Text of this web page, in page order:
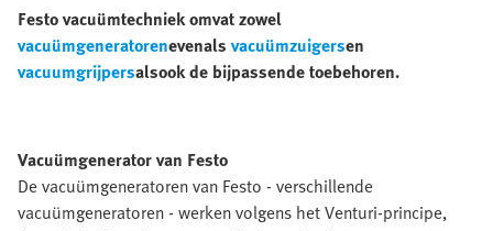
Festo vacuümtechniek omvat zowel
vacuümgeneratorenevenals vacuümzuigersen
vacuumgrijpersalsook de bijpassende toebehoren.
Vacuümgenerator van Festo
De vacuümgeneratoren van Festo - verschillende
vacuümgeneratoren - werken volgens het Venturi-principe,